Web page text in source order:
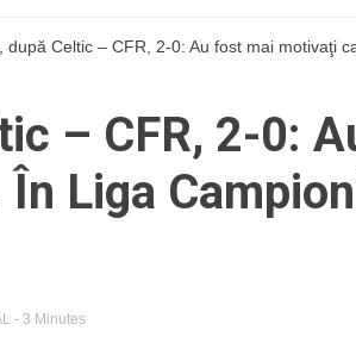
după Celtic – CFR, 2-0: Au fost mai motivaţi
– CFR, 2-0:
Liga
- 3 Minutes